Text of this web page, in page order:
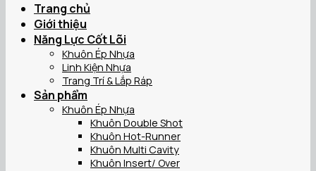
Trang chủ
Giới thiệu
Năng Lực Cốt Lõi
Khuôn Ép Nhựa
Linh Kiện Nhựa
Trang Trí & Lắp Ráp
Sản phẩm
Khuôn Ép Nhựa
Khuôn Double Shot
Khuôn Hot-Runner
Khuôn Multi Cavity
Khuôn Insert/ Over